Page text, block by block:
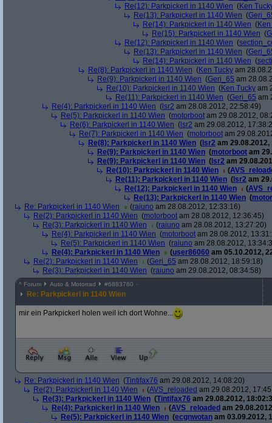
Re(12): Parkpickerl in 1140 Wien (Ken
Re(13): Parkpickerl in 1140 Wien (
Re(14): Parkpickerl in 1140 Wien (
Re(15): Parkpickerl in 1140 Wien (
Re(12): Parkpickerl in 1140 Wien (
Re(13): Parkpickerl in 1140 Wien (
Re(14): Parkpickerl in 1140 Wien (
Re(8): Parkpickerl in 1140 Wien (Ken Tucky am
Re(9): Parkpickerl in 1140 Wien (Geri_65 am
Re(10): Parkpickerl in 1140 Wien (Ken Tucky am
Re(11): Parkpickerl in 1140 Wien (Geri_65 am
Re(4): Parkpickerl in 1140 Wien ( lsr2 am 28.08.2012, 22:58:49)
Re(5): Parkpickerl in 1140 Wien (motorboot am 29.08.2012,
Re(6): Parkpickerl in 1140 Wien ( lsr2 am 29.08.2012,
Re(7): Parkpickerl in 1140 Wien (motorboot am
Re(8): Parkpickerl in 1140 Wien ( lsr2 am 29.08.2012,
Re(9): Parkpickerl in 1140 Wien (motorboot am
Re(9): Parkpickerl in 1140 Wien ( lsr2 am
Re(10): Parkpickerl in 1140 Wien
(
Re(11): Parkpickerl in 1140 Wien ( lsr2 am
Re(12): Parkpickerl in 1140 Wien
(
Re(13): Parkpickerl in 1140 Wien (
Re: Parkpickerl in 1140 Wien
(raiuno am 28.08.2012, 12:33:16)
Re(2): Parkpickerl in 1140 Wien (motorboot am 28.08.2012, 12:36:45)
Re(3): Parkpickerl in 1140 Wien
(raiuno am 28.08.2012, 13:27:20)
Re(4): Parkpickerl in 1140 Wien (motorboot am 28.08.2012,
Re(5): Parkpickerl in 1140 Wien (raiuno am 28.08.2012,
Re(4): Parkpickerl in 1140 Wien
(user86060 am 05.10.2012,
Re(2): Parkpickerl in 1140 Wien
(Geri_65 am 28.08.2012, 18:59:18)
Re(3): Parkpickerl in 1140 Wien (raiuno am 29.08.2012, 08:34:58)
^ Forum Auto & Motorrad #6883760
Re: Parkpickerl in 1140 Wien
mir ein Parkpickerl holen weil ich dort Wohne...
Re: Parkpickerl in 1140 Wien (Tintifax76 am 29.08.2012, 14:08:20)
Re(2): Parkpickerl in 1140 Wien
(AVS_reloaded am 29.08.2012,
Re(3): Parkpickerl in 1140 Wien (Tintifax76 am 29.08.2012,
Re(4): Parkpickerl in 1140 Wien
(AVS_reloaded am
Re(5): Parkpickerl in 1140 Wien (ecgnwotan am 03.09.2012,